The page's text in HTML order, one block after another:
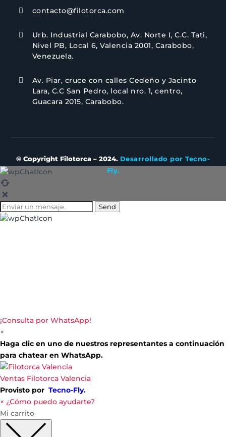
 contacto@filotorca.com

Urb. Industrial Carabobo, Av. Norte I, C.C. Tati,
Nivel PB, Local 6, Valencia 2001, Carabobo,
Venezuela.

Av. Piar, cruce con calles Cedeño y Jacinto
Lara, C.C San Pedro, local nro. 1, centro,
Guacara 2015, Carabobo.
© Copyright Filotorca – 2024. Desarrollado por Tecno-
Fly.
Send
¡Consulta por WhatsApp!
×
Haga clic en uno de nuestros representantes a continuación
para chatear en WhatsApp.
Ventas Filotorca Valencia
Provisto por Tecno-Fly.
× ¿Cómo puedo ayudarte?
Mi carrito